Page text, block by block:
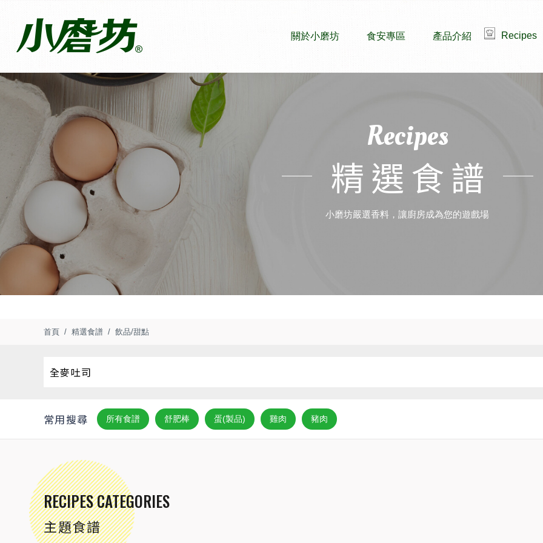
關於小磨坊 食安專區 產品介紹 Recipes
Recipes
精選食譜
小磨坊嚴選香料，讓廚房成為您的遊戲場
首頁 精選食譜 飲品/甜點
常用搜尋 所有食譜 舒肥棒 蛋(製品) 雞肉 豬肉
RECIPES CATEGORIES
主題食譜